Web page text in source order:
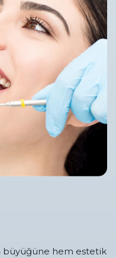
büyüğüne hem estetik